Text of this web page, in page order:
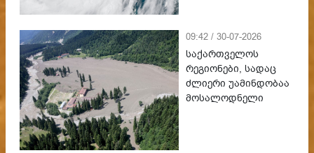
09:42 / 30-07-2026
საქართველოს
რეგიონები, სადაც
ძლიერი უამინდობაა
მოსალოდნელი